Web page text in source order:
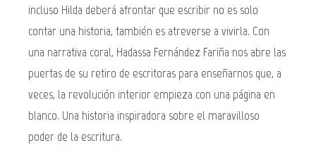
incluso Hilda deberá afrontar que escribir no es solo
contar una historia, también es atreverse a vivirla. Con
una narrativa coral, Hadassa Fernández Fariña nos abre las
puertas de su retiro de escritoras para enseñarnos que, a
veces, la revolución interior empieza con una página en
blanco. Una historia inspiradora sobre el maravilloso
poder de la escritura.